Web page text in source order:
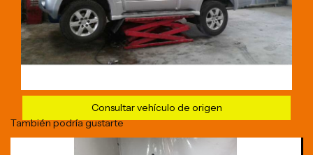
Consultar vehículo de origen
También podría gustarte